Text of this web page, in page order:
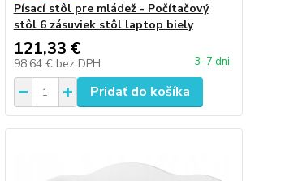
Písací stôl pre mládež - Počítačový
stôl 6 zásuviek stôl laptop biely
121,33 €
98,64 € bez DPH 3-7 dni
Pridať do košíka